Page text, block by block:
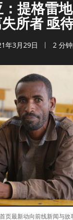
提格雷
所者 亟
年3月29日 2 分
首页最新动向前线新闻与故